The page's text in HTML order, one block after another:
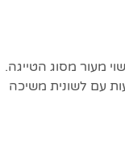
מעור מסוג הטייגה.
עם לשונית משיכה